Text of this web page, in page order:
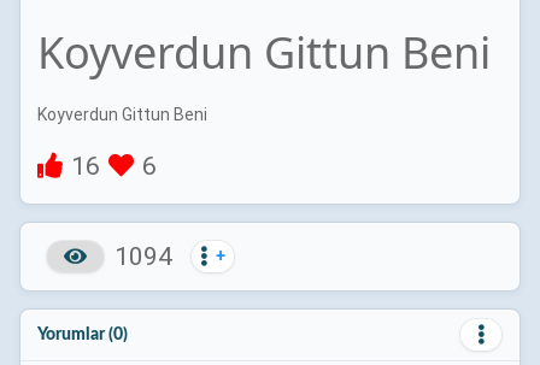
a
y
t
e
P
e
l
r
e
e
Koyverdun Gittun Beni
Koyverdun Gittun Beni
16 6
1094 +
Yorumlar (0)